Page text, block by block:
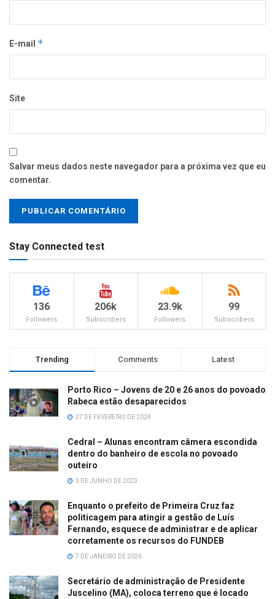
E-mail *
Site
Salvar meus dados neste navegador para a próxima vez que eu
comentar.
Stay Connected test
136
Followers
206k
Subscribers
23.9k
Followers
99
Subscribers
Trending Comments Latest
Porto Rico – Jovens de 20 e 26 anos do povoado
Rabeca estão desaparecidos
27 DE FEVEREIRO DE 2024
Cedral – Alunas encontram câmera escondida
dentro do banheiro de escola no povoado
outeiro
3 DE JUNHO DE 2023
Enquanto o prefeito de Primeira Cruz faz
politicagem para atingir a gestão de Luís
Fernando, esquece de administrar e de aplicar
corretamente os recursos do FUNDEB
7 DE JANEIRO DE 2026
Secretário de administração de Presidente
Juscelino (MA), coloca terreno que é locado